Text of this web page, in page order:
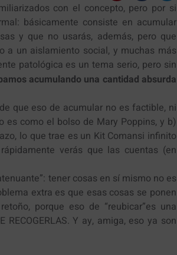
con el concepto, pero por si
básicamente consiste en acumular
y que no usarás, además, pero que
a un aislamiento social, y muchas más
patológica es un tema serio, pero sin
acumulando una cantidad absurda
que eso de acumular no es factible, ni
es como el bolso de Mary Poppins, y b)
lo que trae es un Kit Comansi infinito
verás que las cuentas (en
tener cosas en sí mismo no es
extra es que esas cosas se ponen
porque eso de “reubicar”es una
Y ay, amiga, eso ya son